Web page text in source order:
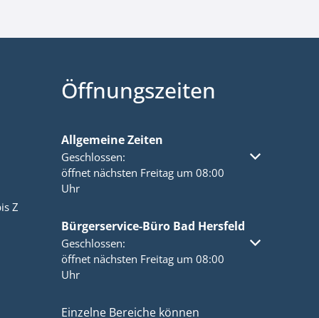
Z
Öffnungszeiten
Allgemeine Zeiten
Klicken, um weitere Öffnungs- oder Schließzeiten
Geschlossen:
öffnet nächsten Freitag um 08:00
Uhr
Bürgerservice-Büro Bad Hersfeld
Klicken, um weitere Öffnungs- oder Schließzeiten
Geschlossen:
öffnet nächsten Freitag um 08:00
Uhr
Einzelne Bereiche können